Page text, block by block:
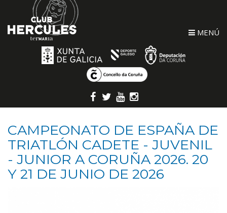
MENÚ
CAMPEONATO DE ESPAÑA DE
TRIATLÓN CADETE - JUVENIL
- JUNIOR A CORUÑA 2026. 20
Y 21 DE JUNIO DE 2026